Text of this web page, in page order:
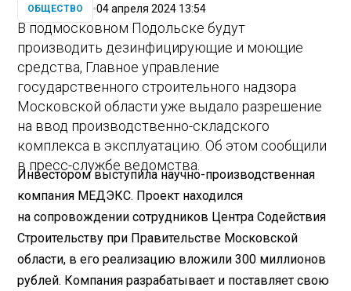
ОБЩЕСТВО 04 апреля 2024 13:54
В подмосковном Подольске будут
производить дезинфицирующие и моющие
средства, Главное управление
государственного строительного надзора
Московской области уже выдало разрешение
на ввод производственно-складского
комплекса в эксплуатацию. Об этом сообщили
в пресс-службе ведомства.
Инвестором выступила научно-производственная
компания МЕДЭКС. Проект находился
на сопровождении сотрудников Центра Содействия
Строительству при Правительстве Московской
области, в его реализацию вложили 300 миллионов
рублей. Компания разрабатывает и поставляет свою